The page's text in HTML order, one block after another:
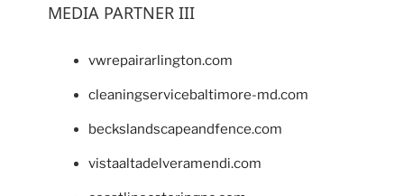
MEDIA PARTNER III
vwrepairarlington.com
cleaningservicebaltimore-md.com
beckslandscapeandfence.com
vistaaltadelveramendi.com